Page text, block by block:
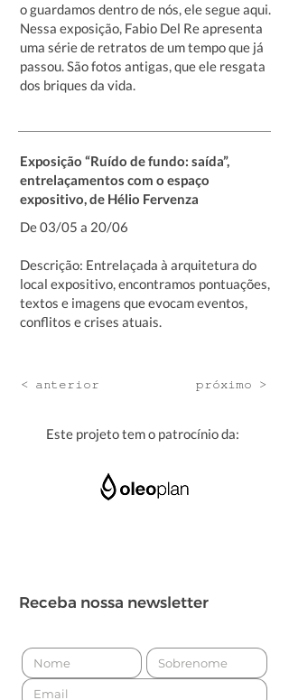
o guardamos dentro de nós, ele segue aqui.
Nessa exposição, Fabio Del Re apresenta
uma série de retratos de um tempo que já
passou. São fotos antigas, que ele resgata
dos briques da vida.
Exposição “Ruído de fundo: saída”,
entrelaçamentos com o espaço
expositivo, de Hélio Fervenza
De 03/05 a 20/06
Descrição: Entrelaçada à arquitetura do
local expositivo, encontramos pontuações,
textos e imagens que evocam eventos,
conflitos e crises atuais.
< anterior próximo >
Este projeto tem o patrocínio da:
Receba nossa newsletter